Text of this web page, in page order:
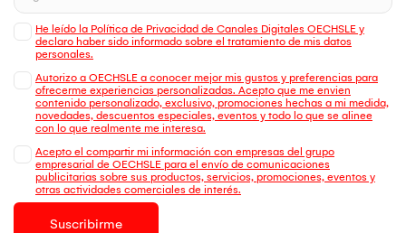
He leído la Política de Privacidad de Canales Digitales OECHSLE y
declaro haber sido informado sobre el tratamiento de mis datos
personales.
Autorizo a OECHSLE a conocer mejor mis gustos y preferencias para
ofrecerme experiencias personalizadas. Acepto que me envien
contenido personalizado, exclusivo, promociones hechas a mi medida,
novedades, descuentos especiales, eventos y todo lo que se alinee
con lo que realmente me interesa.
Acepto el compartir mi información con empresas del grupo
empresarial de OECHSLE para el envío de comunicaciones
publicitarias sobre sus productos, servicios, promociones, eventos y
otras actividades comerciales de interés.
Suscribirme